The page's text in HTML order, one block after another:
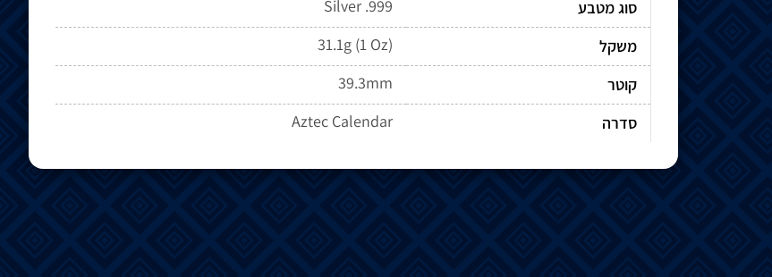
סוג מטבע
Silver .999
משקל
31.1g (1 Oz)
קוטר
39.3mm
סדרה
Aztec Calendar